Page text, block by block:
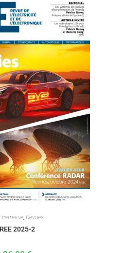
catrevue, Revues
REE 2025-2